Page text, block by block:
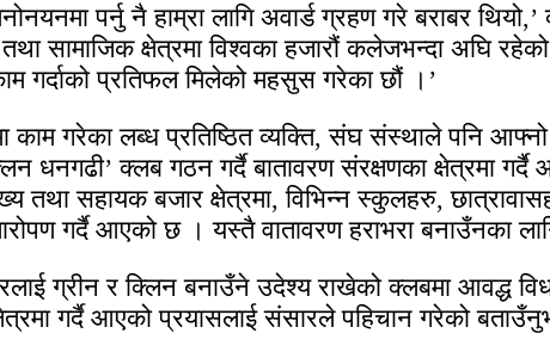
पर्नु नै हाम्रा लागि अवार्ड ग्रहण गरे बराबर
तथा सामाजिक क्षेत्रमा विश्वका हजारौं कलेजभन्दा अघि
गर्दाको प्रतिफल मिलेको महसुस गरेका छौं ।’
काम गरेका लब्ध प्रतिष्ठित व्यक्ति, संघ संस्थाले पनि
धनगढी’ क्लब गठन गर्दै बातावरण संरक्षणका क्षेत्रमा गर्दै
सहायक बजार क्षेत्रमा, विभिन्न स्कुलहरु,
गर्दै आएको छ । यस्तै वातावरण हराभरा
ग्रीन र क्लिन बनाउँने उदेश्य राखेको क्लबमा आवद्ध
गर्दै आएको प्रयासलाई संसारले पहिचान गरेको